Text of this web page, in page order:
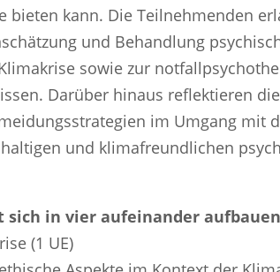
bieten kann. Die Teilnehmenden
und Behandlung
sowie zur
Darüber hinaus reflektieren
im Umgang mit
und klimafreundlichen
sich in vier aufeinander
(1 UE)